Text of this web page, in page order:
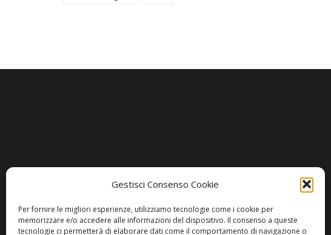
Gestisci Consenso Cookie
Per fornire le migliori esperienze, utilizziamo tecnologie come i cookie per
memorizzare e/o accedere alle informazioni del dispositivo. Il consenso a queste
tecnologie ci permetterà di elaborare dati come il comportamento di navigazione o